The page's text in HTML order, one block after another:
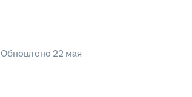
Обновлено 22 мая